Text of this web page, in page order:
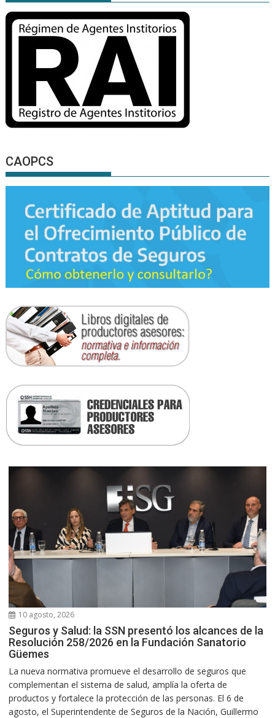
CAOPCS
10 agosto, 2026
Seguros y Salud: la SSN presentó los alcances de la
Resolución 258/2026 en la Fundación Sanatorio
Güemes
La nueva normativa promueve el desarrollo de seguros que
complementan el sistema de salud, amplía la oferta de
productos y fortalece la protección de las personas. El 6 de
agosto, el Superintendente de Seguros de la Nación, Guillermo